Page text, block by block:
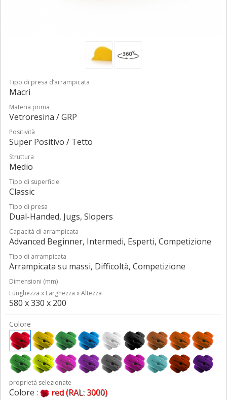
Tipo di presa d’arrampicata
Macri
Materia prima
Vetroresina / GRP
Positività
Super Positivo / Tetto
Struttura
Medio
Tipo di superficie
Classic
Tipo di presa
Dual-Handed, Jugs, Slopers
Capacità di arrampicata
Advanced Beginner, Intermedi, Esperti, Competizione
Tipo di arrampicata
Arrampicata su massi, Difficoltà, Competizione
Dimensioni (mm)
Lunghezza x Larghezza x Altezza
580 x 330 x 200
Colore
proprietà selezionate
Colore : red (RAL: 3000)